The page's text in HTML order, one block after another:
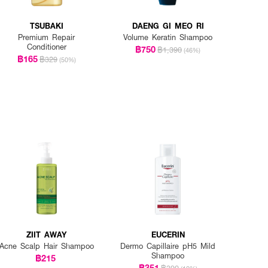
TSUBAKI
Premium Repair
Conditioner
฿165฿329 (50%)
DAENG GI MEO RI
Volume Keratin Shampoo
฿750฿1,390 (46%)
ZIIT AWAY
Scalp Hair Shampoo
฿215
EUCERIN
Dermo Capillaire pH5 Mild
Shampoo